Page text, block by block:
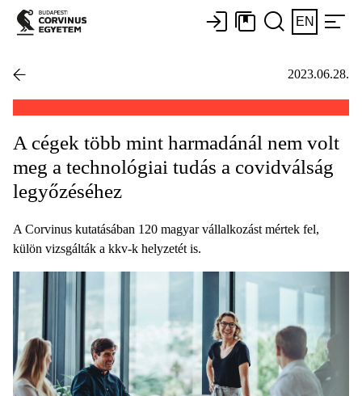
EN
2023.06.28.
A cégek több mint harmadánál nem volt
meg a technológiai tudás a covidválság
legyőzéséhez
A Corvinus kutatásában 120 magyar vállalkozást mértek fel,
külön vizsgálták a kkv-k helyzetét is.